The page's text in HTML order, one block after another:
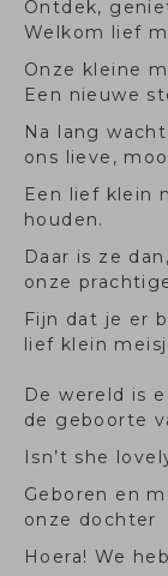
Ontdek,
Welkom lief
Onze kleine
Een nieuwe
Na lang
ons lieve,
Een lief klein
houden.
Daar is ze dan,
onze
Fijn dat je er
lief klein
De wereld is
de geboorte
Isn’t she
Geboren en
onze dochter
Hoera! We